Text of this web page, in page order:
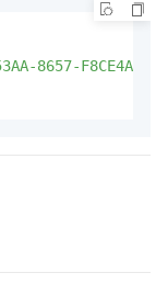
8657-